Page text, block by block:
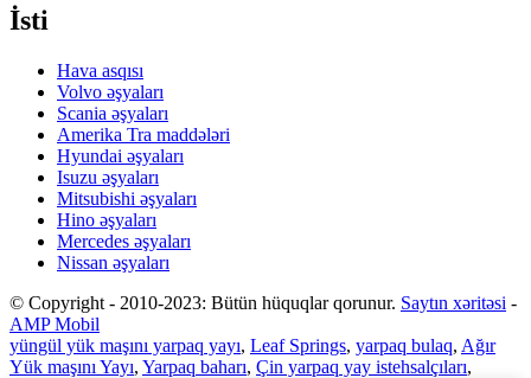
İsti
Hava asqısı
Volvo əşyaları
Scania əşyaları
Amerika Tra maddələri
Hyundai əşyaları
Isuzu əşyaları
Mitsubishi əşyaları
Hino əşyaları
Mercedes əşyaları
Nissan əşyaları
© Copyright - 2010-2023: Bütün hüquqlar qorunur. Saytın xəritəsi -
AMP Mobil
yüngül yük maşını yarpaq yayı, Leaf Springs, yarpaq bulaq, Ağır
Yük maşını Yayı, Yarpaq baharı, Çin yarpaq yay istehsalçıları,